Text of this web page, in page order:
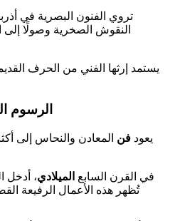
تروي الفنون البصرية في
النقوش الصخرية وصولًا إلى
يستمد إرثها الفني من الحرف
الرسوم
يعود فن المعادن والنحاس إلى أكثر
في القرن السابع الميلادي، أدخل
تُظهر هذه الأعمال الرفيعة